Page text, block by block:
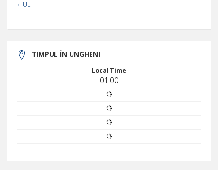
« IUL.
TIMPUL ÎN UNGHENI
Local Time
01:00